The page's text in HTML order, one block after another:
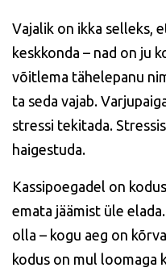
Vajalik on ikka selleks,
keskkonda – nad on ju
võitlema tähelepanu
ta seda vajab.
stressi tekitada.
haigestuda.
Kassipoegadel on
emata jäämist üle
olla – kogu aeg on
kodus on mul loomaga